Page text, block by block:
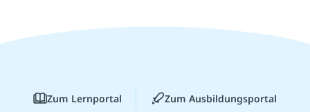
Zum Lernportal Zum Ausbildungsportal